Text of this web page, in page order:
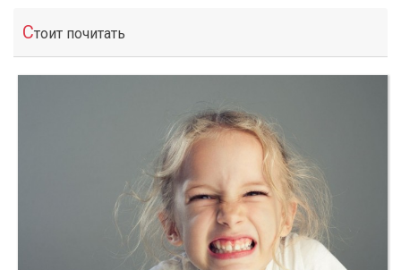
Стоит почитать